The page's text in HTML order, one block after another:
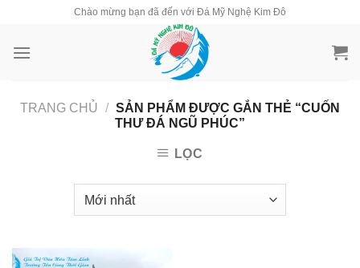
content
Chào mừng bạn đã đến với Đá Mỹ Nghệ Kim Đô
TRANG CHỦ / SẢN PHẨM ĐƯỢC GẮN THẺ “CUỐN
THƯ ĐÁ NGŨ PHÚC”
LỌC